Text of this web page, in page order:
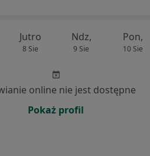
Jutro
8 Sie
Ndz,
9 Sie
Pon,
10 Sie
online nie jest dostępne
Pokaż profil